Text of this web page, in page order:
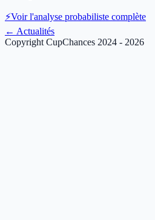
⚡Voir l'analyse probabiliste complète
← Actualités
Copyright CupChances 2024 - 2026